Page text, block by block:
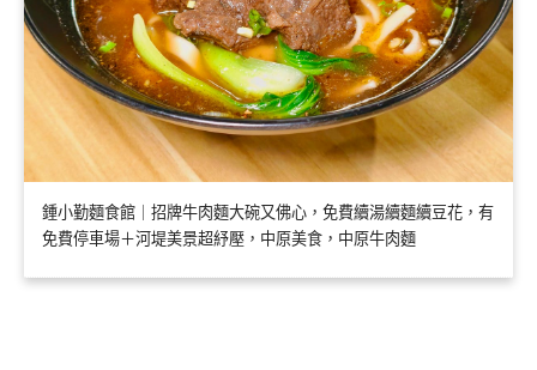
鍾小勤麵食館｜招牌牛肉麵大碗又佛心，免費續湯續麵續豆花，有
免費停車場＋河堤美景超紓壓，中原美食，中原牛肉麵